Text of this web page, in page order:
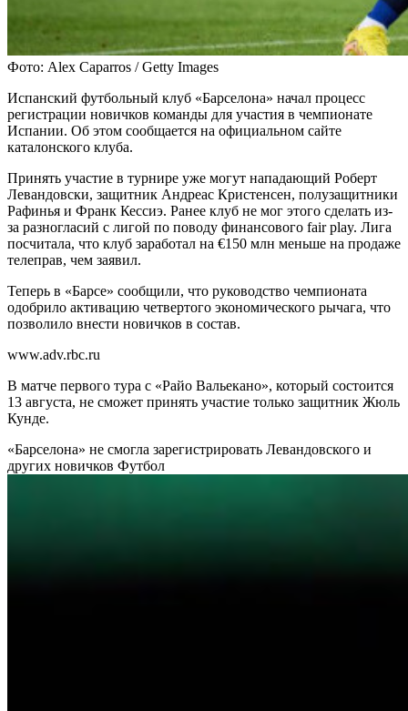
Фото: Alex Caparros / Getty Images
Испанский футбольный клуб «Барселона» начал процесс
регистрации новичков команды для участия в чемпионате
Испании. Об этом сообщается на официальном сайте
каталонского клуба.
Принять участие в турнире уже могут нападающий Роберт
Левандовски, защитник Андреас Кристенсен, полузащитники
Рафинья и Франк Кессиэ. Ранее клуб не мог этого сделать из-
за разногласий с лигой по поводу финансового fair play. Лига
посчитала, что клуб заработал на €150 млн меньше на продаже
телеправ, чем заявил.
Теперь в «Барсе» сообщили, что руководство чемпионата
одобрило активацию четвертого экономического рычага, что
позволило внести новичков в состав.
www.adv.rbc.ru
В матче первого тура с «Райо Вальекано», который состоится
13 августа, не сможет принять участие только защитник Жюль
Кунде.
«Барселона» не смогла зарегистрировать Левандовского и
других новичков Футбол